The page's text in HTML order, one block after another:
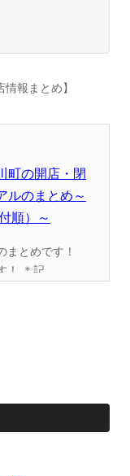
報まとめ】
町の開店・閉
ルのまとめ～
順）～
まとめです！
！ ＊記...